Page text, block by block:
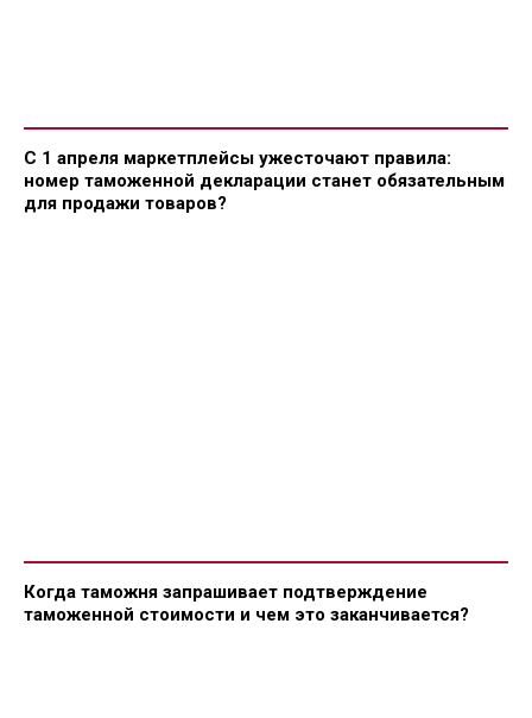
С 1 апреля маркетплейсы ужесточают правила:
номер таможенной декларации станет обязательным
для продажи товаров?
Когда таможня запрашивает подтверждение
таможенной стоимости и чем это заканчивается?